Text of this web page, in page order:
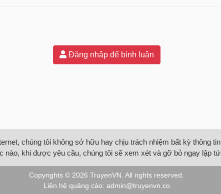
Đăng nhập để bình luận
chúng tôi không sở hữu hay chịu trách nhiệm bất kỳ thông
nào, khi được yêu cầu, chúng tôi sẽ xem xét và gỡ bỏ ngay lập
Copyrights © 2026 TruyenVN . All rights reserved.
Liên hệ quảng cáo: admin@truyenvn.co